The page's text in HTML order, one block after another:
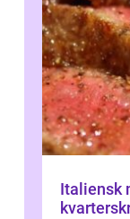
Italiensk